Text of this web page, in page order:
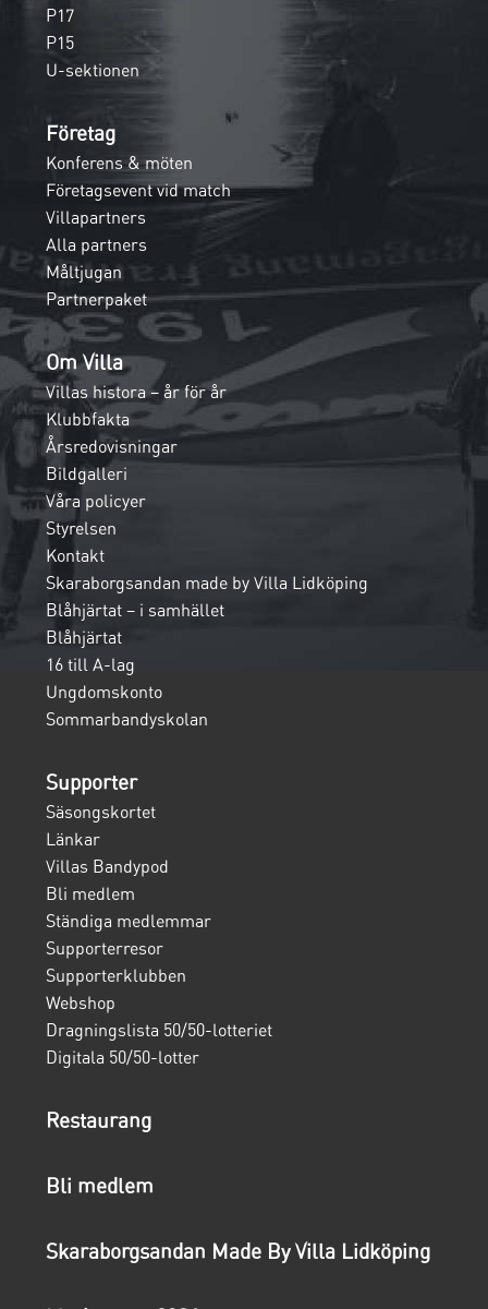
P17
P15
U-sektionen
Företag
Konferens & möten
Företagsevent vid match
Villapartners
Alla partners
Måltjugan
Partnerpaket
Om Villa
Villas histora – år för år
Klubbfakta
Årsredovisningar
Bildgalleri
Våra policyer
Styrelsen
Kontakt
Skaraborgsandan made by Villa Lidköping
Blåhjärtat – i samhället
Blåhjärtat
16 till A-lag
Ungdomskonto
Sommarbandyskolan
Supporter
Säsongskortet
Länkar
Villas Bandypod
Bli medlem
Ständiga medlemmar
Supporterresor
Supporterklubben
Webshop
Dragningslista 50/50-lotteriet
Digitala 50/50-lotter
Restaurang
Bli medlem
Skaraborgsandan Made By Villa Lidköping